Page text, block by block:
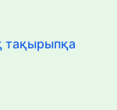
тақырыпқа